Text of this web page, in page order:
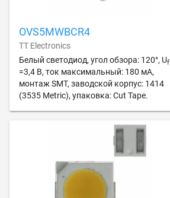
OVS5MWBCR4
TT Electronics
Белый светодиод, угол обзора: 120°, Uf
=3,4 В, ток максимальный: 180 мА,
монтаж SMT, заводской корпус: 1414
(3535 Metric), упаковка: Cut Tape.